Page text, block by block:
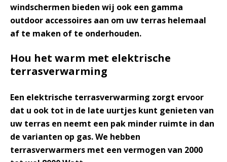
windschermen bieden wij ook een gamma
outdoor accessoires aan om uw terras helemaal
af te maken of te onderhouden.
Hou het warm met elektrische
terrasverwarming
Een elektrische terrasverwarming zorgt ervoor
dat u ook tot in de late uurtjes kunt genieten van
uw terras en neemt een pak minder ruimte in dan
de varianten op gas. We hebben
terrasverwarmers met een vermogen van 2000